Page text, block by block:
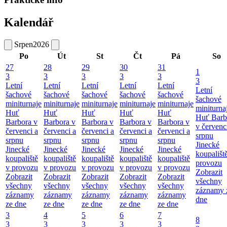
Kalendář
Srpen2026
Po
Út St Čt Pá
So
27
3
Letní
šachové
miniturnaje
Huť
Barbora v
červenci a
srpnu
Jinecké
koupaliště
v provozu
Zobrazit
všechny
záznamy
ze dne
28
3
Letní
šachové
miniturnaje
Huť
Barbora v
červenci a
srpnu
Jinecké
koupaliště
v provozu
Zobrazit
všechny
záznamy
ze dne
29
3
Letní
šachové
miniturnaje
Huť
Barbora v
červenci a
srpnu
Jinecké
koupaliště
v provozu
Zobrazit
všechny
záznamy
ze dne
30
3
Letní
šachové
miniturnaje
Huť
Barbora v
červenci a
srpnu
Jinecké
koupaliště
v provozu
Zobrazit
všechny
záznamy
ze dne
31
3
Letní
šachové
miniturnaje
Huť
Barbora v
červenci a
srpnu
Jinecké
koupaliště
v provozu
Zobrazit
všechny
záznamy
ze dne
1
3
Letní
šachové
Huť
v
srpnu
Jinecké
provozu
Zobrazit
všechny
záznamy
dne
3
3
4
3
5
3
6
3
7
3
8